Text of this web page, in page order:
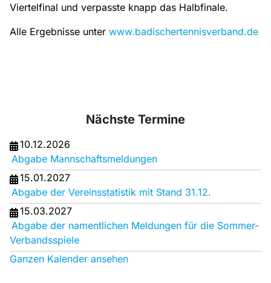
Viertelfinal und verpasste knapp das Halbfinale.
Alle Ergebnisse unter www.badischertennisverband.de
Nächste Termine
10.12.2026
Abgabe Mannschaftsmeldungen
15.01.2027
Abgabe der Vereinsstatistik mit Stand 31.12.
15.03.2027
Abgabe der namentlichen Meldungen für die Sommer-
Verbandsspiele
Ganzen Kalender ansehen